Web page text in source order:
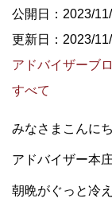
公開日：2023/
更新日：2023/
アドバイザーブ
すべて
みなさまこんにち
アドバイザー本庄
朝晩がぐっと冷